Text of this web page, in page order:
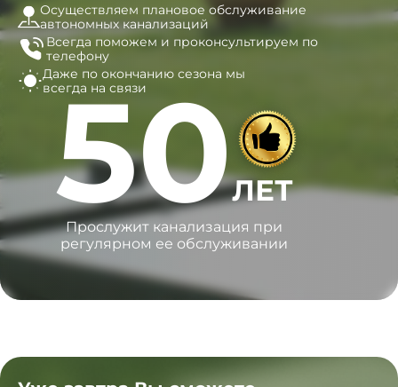
Осуществляем плановое обслуживание
автономных канализаций
Всегда поможем и проконсультируем по
телефону
Даже по окончанию сезона мы
всегда на связи
50ЛЕТ
Прослужит канализация при
регулярном ее обслуживании